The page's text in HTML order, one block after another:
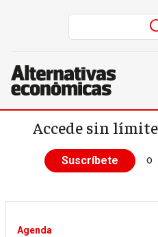
Pasar al contenido principal
Accede sin
Suscríbete o
Agenda